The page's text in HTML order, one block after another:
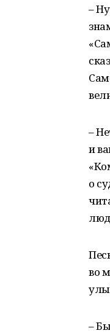
–
–
и
о
во
–